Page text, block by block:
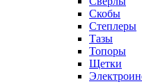
Скобы
Степлеры
Тазы
Топоры
Щетки